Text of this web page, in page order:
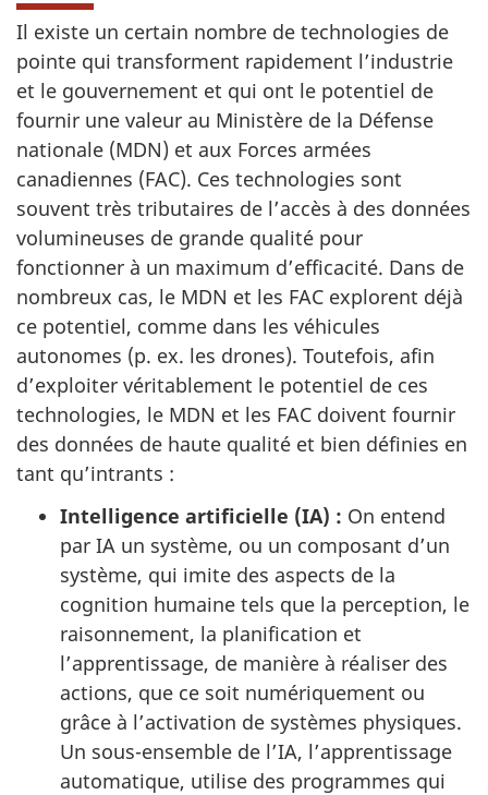
Il existe un certain nombre de technologies de
pointe qui transforment rapidement l’industrie
et le gouvernement et qui ont le potentiel de
fournir une valeur au Ministère de la Défense
nationale (MDN) et aux Forces armées
canadiennes (FAC). Ces technologies sont
souvent très tributaires de l’accès à des données
volumineuses de grande qualité pour
fonctionner à un maximum d’efficacité. Dans de
nombreux cas, le MDN et les FAC explorent déjà
ce potentiel, comme dans les véhicules
autonomes (p. ex. les drones). Toutefois, afin
d’exploiter véritablement le potentiel de ces
technologies, le MDN et les FAC doivent fournir
des données de haute qualité et bien définies en
tant qu’intrants :
Intelligence artificielle (IA) : On entend
par IA un système, ou un composant d’un
système, qui imite des aspects de la
cognition humaine tels que la perception, le
raisonnement, la planification et
l’apprentissage, de manière à réaliser des
actions, que ce soit numériquement ou
grâce à l’activation de systèmes physiques.
Un sous-ensemble de l’IA, l’apprentissage
automatique, utilise des programmes qui